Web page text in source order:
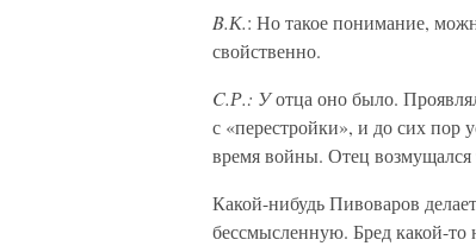
B.К.: Но такое понимание,
свойственно.
C.Р.: Уотца оно было.
с «перестройки», и до сих пор
время войны. Отец возмущался
Какой-нибудь Пивоваров
бессмысленную. Бред какой-то